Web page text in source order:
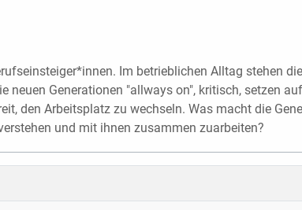
Im betrieblichen Alltag stehen
neuen Generationen "allways on", kritisch, setzen
den Arbeitsplatz zu wechseln. Was macht die
und mit ihnen zusammen zuarbeiten?